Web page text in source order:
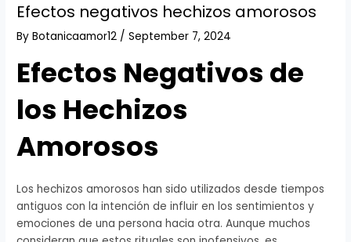
Efectos negativos hechizos amorosos
ByBotanicaamor12 /September 7, 2024
Efectos Negativos de
los Hechizos
Amorosos
Los hechizos amorosos han sido utilizados desde tiempos
antiguos con la intención de influir en los sentimientos y
emociones de una persona hacia otra. Aunque muchos